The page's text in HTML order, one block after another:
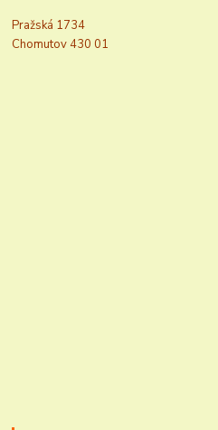
Pražská 1734
Chomutov 430 01